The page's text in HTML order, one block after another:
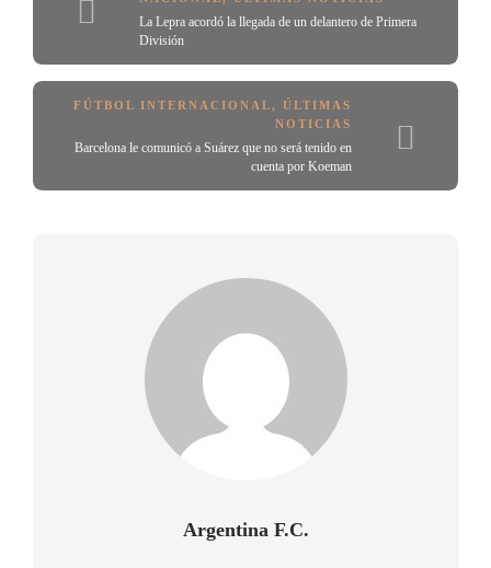
La Lepra acordó la llegada de un delantero de Primera
División
FÚTBOL INTERNACIONAL, ÚLTIMAS
NOTICIAS
Barcelona le comunicó a Suárez que no será tenido en
cuenta por Koeman
Argentina F.C.